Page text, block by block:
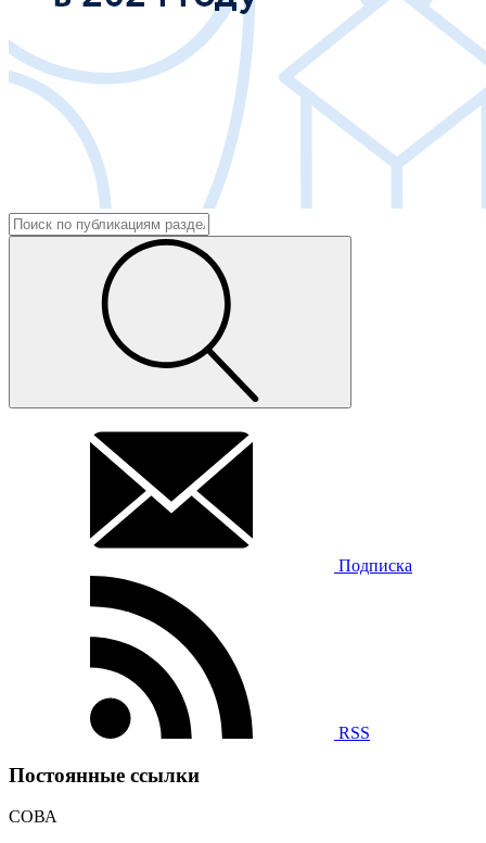
Подписка
RSS
Постоянные ссылки
СОВА